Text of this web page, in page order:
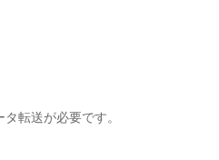
転送が必要です。